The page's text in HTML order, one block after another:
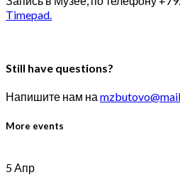
Timepad.
Still have questions?
Напишите нам на
More events
5 Апр